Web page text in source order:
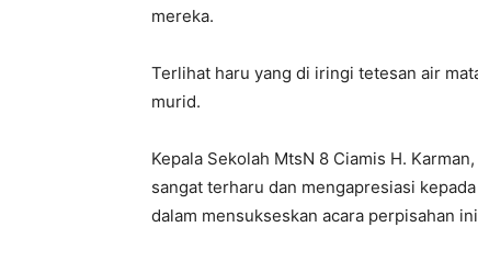
mereka.
Terlihat haru yang di iringi tetesan air
murid.
Kepala Sekolah MtsN 8 Ciamis H.
sangat terharu dan mengapresiasi
dalam mensukseskan acara perpisahan